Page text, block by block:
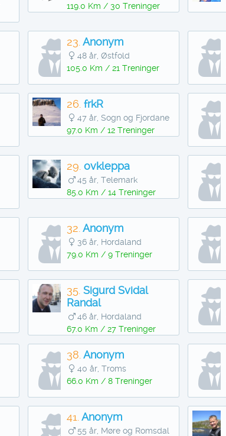
119.0 Km / 30 Treninger
23. Anonym
48 år, Østfold
105.0 Km / 21 Treninger
26. frkR
47 år, Sogn og Fjordane
97.0 Km / 12 Treninger
29. ovkleppa
45 år, Telemark
85.0 Km / 14 Treninger
32. Anonym
36 år, Hordaland
79.0 Km / 9 Treninger
35. Sigurd Svidal
Randal
46 år, Hordaland
67.0 Km / 27 Treninger
38. Anonym
40 år, Troms
66.0 Km / 8 Treninger
41. Anonym
55 år, Møre og Romsdal